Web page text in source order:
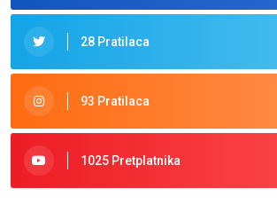
28 Pratilaca
93 Pratilaca
1025 Pretplatnika